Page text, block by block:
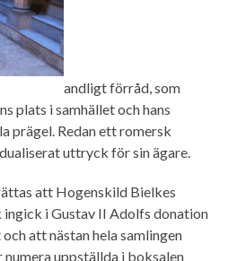
andligt förråd, som
plats i samhället och hans
prägel. Redan ett romersk
uttryck för sin ägare.
att Hogenskild Bielkes
i Gustav II Adolfs donation
att nästan hela samlingen
numera uppställda i boksalen